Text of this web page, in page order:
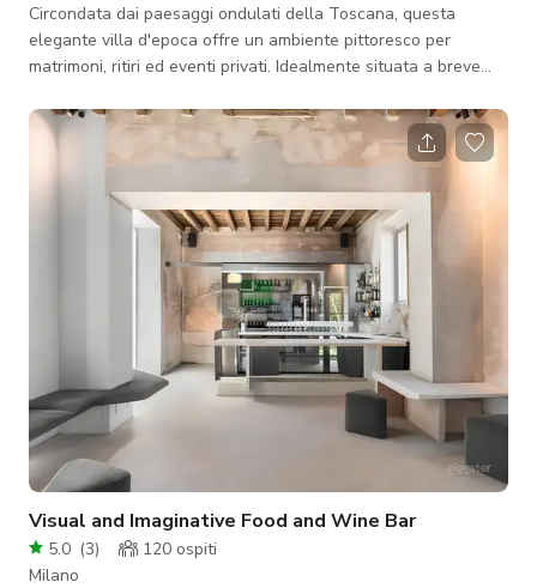
Circondata dai paesaggi ondulati della Toscana, questa
elegante villa d'epoca offre un ambiente pittoresco per
matrimoni, ritiri ed eventi privati. Idealmente situata a breve
combina la tranquillità della campagna con un accesso
comodo. La tenuta dispone di una villa splendidamente
arredata che può ospitare fino a 10 ospiti per la notte,
rendendola perfetta per soggiorni intimi o per ospitare familiari
e amici stretti durante il tuo e
Visual and Imaginative Food and Wine Bar
5.0 (3) 120 ospiti
Milano